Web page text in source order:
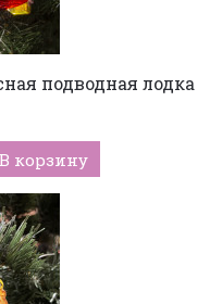
подводная лодка
В корзину